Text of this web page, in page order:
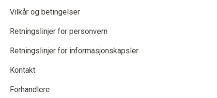
Vilkår og betingelser
Retningslinjer for personvern
Retningslinjer for informasjonskapsler
Kontakt
Forhandlere